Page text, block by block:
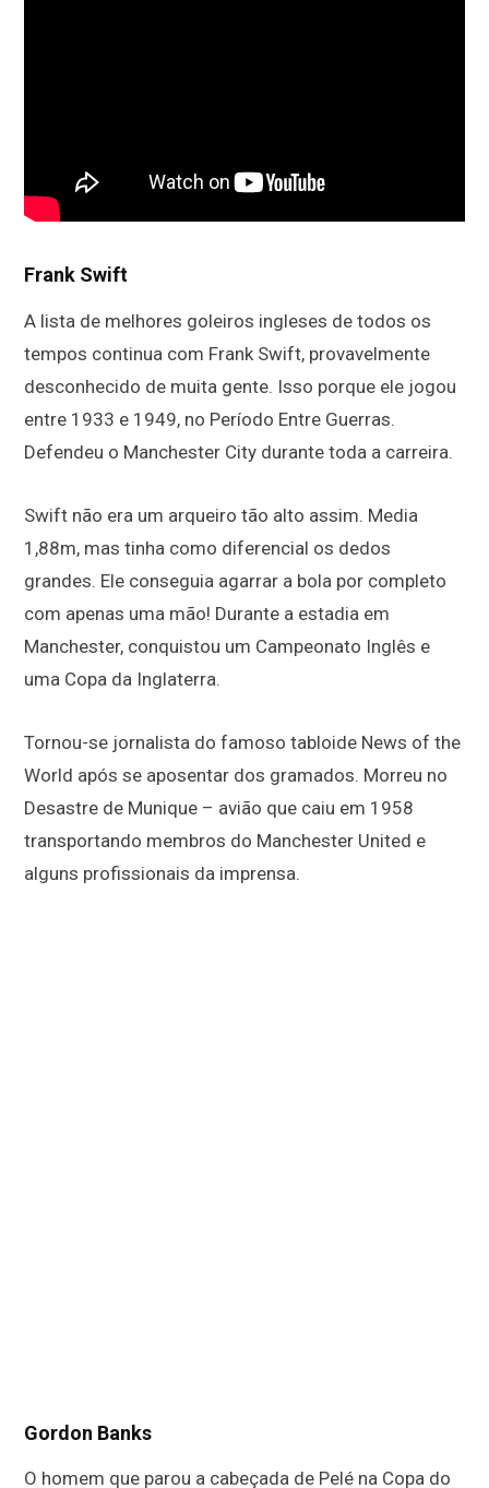
Frank Swift
A lista de melhores goleiros ingleses de todos os
tempos continua com Frank Swift, provavelmente
desconhecido de muita gente. Isso porque ele jogou
entre 1933 e 1949, no Período Entre Guerras.
Defendeu o Manchester City durante toda a carreira.
Swift não era um arqueiro tão alto assim. Media
1,88m, mas tinha como diferencial os dedos
grandes. Ele conseguia agarrar a bola por completo
com apenas uma mão! Durante a estadia em
Manchester, conquistou um Campeonato Inglês e
uma Copa da Inglaterra.
Tornou-se jornalista do famoso tabloide News of the
World após se aposentar dos gramados. Morreu no
Desastre de Munique – avião que caiu em 1958
transportando membros do Manchester United e
alguns profissionais da imprensa.
Gordon Banks
O homem que parou a cabeçada de Pelé na Copa do